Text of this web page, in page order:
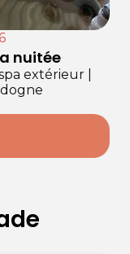
nuitée
extérieur